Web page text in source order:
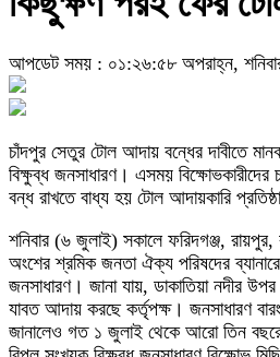
আপডেট সময় : ০১:২৬:৫৮ অপরাহ্ন,
চাঁদপুর সেতুর টোল আদায় বন্ধের দাবীতে
বিক্ষুব্ধ জনসাধারণ। এসময় বিক্ষোভকারীদের
বন্ধ রাখতে বাধ্য হয় টোল আদায়কারি
শনিবার (৬ জুলাই) সকালে ফরিদগঞ্জ, রায়পুর,
অংশের শ্রমিক জনতা ঐক্য পরিষদের
জনসাধারণ। জানা যায়, ডাকাতিয়া নদীর
যাবত আদায় করছে কর্তৃপক্ষ। জনসাধারণ
জানালেও গত ১ জুলাই থেকে আরো তিন